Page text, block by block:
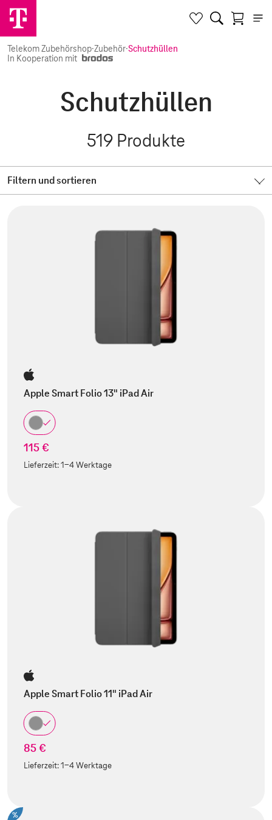
Telekom Zubehörshop·Zubehör·Schutzhüllen
In Kooperation mit
Schutzhüllen
519 Produkte
Filtern und sortieren
Apple Smart Folio 13" iPad Air
115 €
Lieferzeit:1-4 Werktage
Apple Smart Folio 11" iPad Air
85 €
Lieferzeit:1-4 Werktage
%